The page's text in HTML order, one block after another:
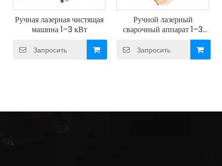
Ручная лазерная чистящая
машина 1–3 кВт
Запросить
Ручной лазерный
сварочный аппарат 1–3
Запросить